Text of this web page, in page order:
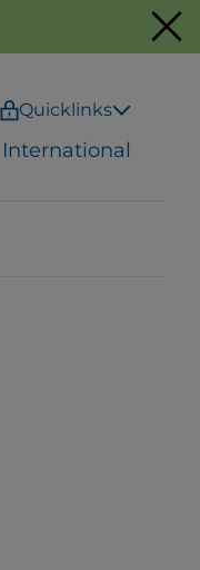
Quicklinks
International